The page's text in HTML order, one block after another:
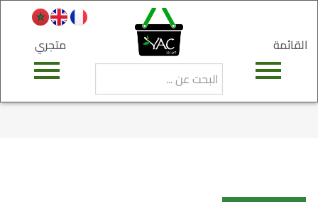
القائمة متجري